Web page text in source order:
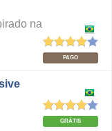
na
PAGO
GRÁTIS